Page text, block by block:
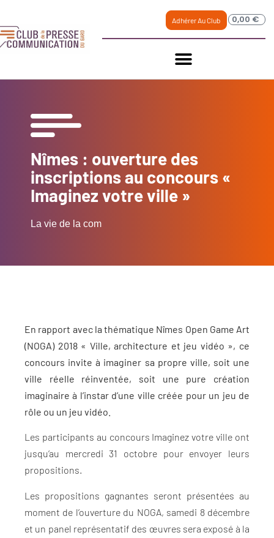
Adhérer Au Club 0,00 €
Nîmes : ouverture des
inscriptions au concours «
Imaginez votre ville »
La vie de la com
En rapport avec la thématique Nîmes Open Game Art
(NOGA) 2018 « Ville, architecture et jeu vidéo », ce
concours invite à imaginer sa propre ville, soit une
ville réelle réinventée, soit une pure création
imaginaire à l’instar d’une ville créée pour un jeu de
rôle ou un jeu vidéo.
Les participants au concours Imaginez votre ville ont
jusqu’au mercredi 31 octobre pour envoyer leurs
propositions.
Les propositions gagnantes seront présentées au
moment de l’ouverture du NOGA, samedi 8 décembre
et un panel représentatif des œuvres sera exposé à la